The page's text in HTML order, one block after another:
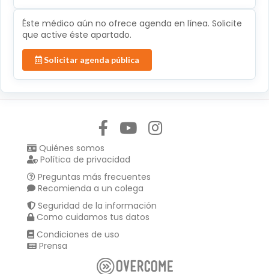
Éste médico aún no ofrece agenda en línea. Solicite
que active éste apartado.
Solicitar agenda pública
Quiénes somos
Política de privacidad
Preguntas más frecuentes
Recomienda a un colega
Seguridad de la información
Como cuidamos tus datos
Condiciones de uso
Prensa